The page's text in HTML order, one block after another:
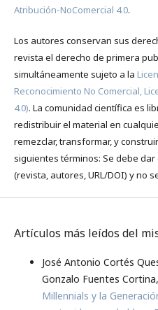
Atribución-NoComercial 4.0.
Los autores conservan sus
revista el derecho de primera
simultáneamente sujeto a la
Reconocimiento No Comercial,
4.0). La comunidad científica es
redistribuir el material en
remezclar, transformar, y
siguientes términos: Se debe
(revista, autores, URL/DOI) y no
Artículos más leídos del
José Antonio Cortés
Gonzalo Fuentes Cortina,
Millennials y la